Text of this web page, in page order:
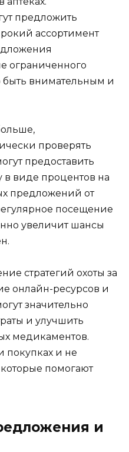
предложить
ассортимент
ограниченного
внимательным и
проверять
предоставить
виде процентов на
предложений от
посещение
увеличит шансы
стратегий охоты за
онлайн-ресурсов и
значительно
и улучшить
медикаментов.
покупках и не
помогают
и